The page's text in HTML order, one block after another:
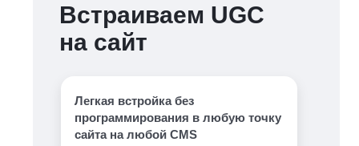
Встраиваем UGC
на сайт
Легкая встройка без
программирования в любую точку
сайта на любой CMS